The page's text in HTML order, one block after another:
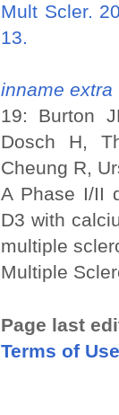
Mult Scler.
13.
inname extra
19: Burton
Dosch H,
Cheung R,
A Phase I/II
D3 with
multiple
Multiple
Page last
Terms of Use